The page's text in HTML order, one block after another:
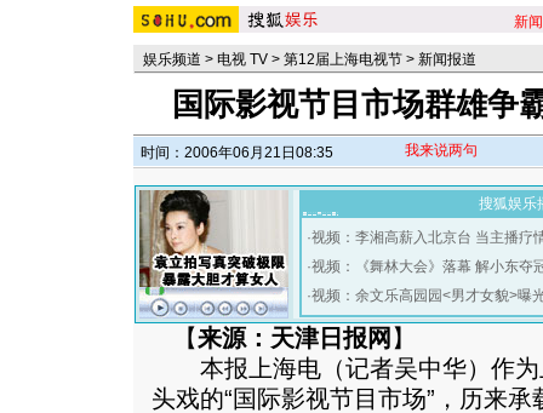
新闻
娱乐频道 > 电视 TV > 第12届上海电视节 > 新闻报道
国际影视节目市场群雄争
时间：2006年06月21日08:35 我来说两句
搜狐娱乐
·视频：李湘高薪入北京台 当主播疗
·视频：《舞林大会》落幕 解小东夺
·视频：余文乐高园园<男才女貌>曝
【来源：天津日报网 】
本报上海电（记者吴中华）作为
头戏的“国际影视节目市场”，历来